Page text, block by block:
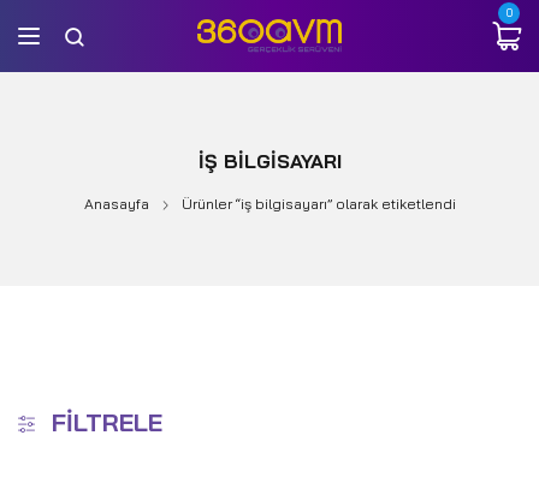
0
IŞ BILGISAYARI
Anasayfa Ürünler “iş bilgisayarı” olarak etiketlendi
FILTRELE